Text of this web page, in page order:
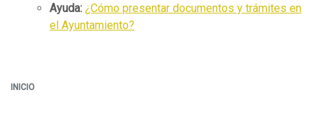
Ayuda: ¿Cómo presentar documentos y trámites en
el Ayuntamiento?
INICIO